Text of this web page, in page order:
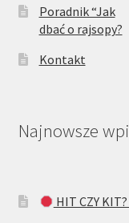
Poradnik “Jak
dbać o rajsopy?
Kontakt
Najnowsze
HIT CZY